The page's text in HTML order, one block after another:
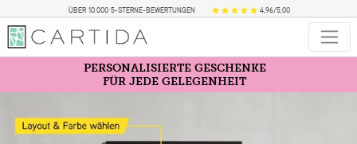
ÜBER 10.000 5-STERNE-BEWERTUNGEN 4,96/5,00
PERSONALISIERTE GESCHENKE
FÜR JEDE GELEGENHEIT